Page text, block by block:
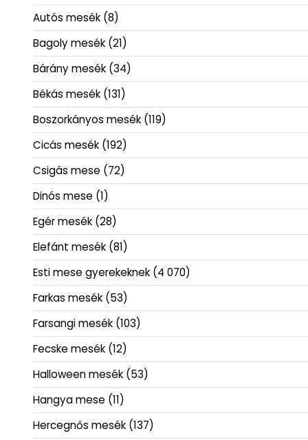
Autós mesék (8)
Bagoly mesék (21)
Bárány mesék (34)
Békás mesék (131)
Boszorkányos mesék (119)
Cicás mesék (192)
Csigás mese (72)
Dinós mese (1)
Egér mesék (28)
Elefánt mesék (81)
Esti mese gyerekeknek (4 070)
Farkas mesék (53)
Farsangi mesék (103)
Fecske mesék (12)
Halloween mesék (53)
Hangya mese (11)
Hercegnős mesék (137)